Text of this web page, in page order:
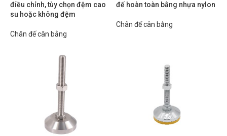
điều chỉnh, tùy chọn đệm cao
su hoặc không đệm
Chân đế cân bằng
đế hoàn toàn bằng nhựa nylon
Chân đế cân bằng